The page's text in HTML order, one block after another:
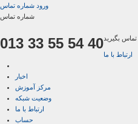
ورود شماره تماس
شماره تماس
013 33 55 54 40
ارتباط با ما
اخبار
مرکز آموزش
وضعیت شبکه
ارتباط با ما
حساب